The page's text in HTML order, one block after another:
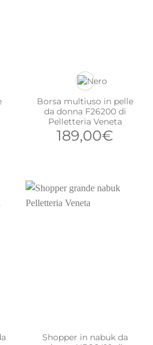
Borsa multiuso in pelle
da donna F26200 di
Pelletteria Veneta
189,00€
Shopper in nabuk da